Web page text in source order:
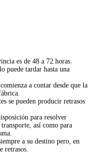
es de 48 a 72 horas.
puede tardar hasta una
a contar desde que la
se pueden producir retrasos
para resolver
así como para
a su destino pero, en
retrasos.